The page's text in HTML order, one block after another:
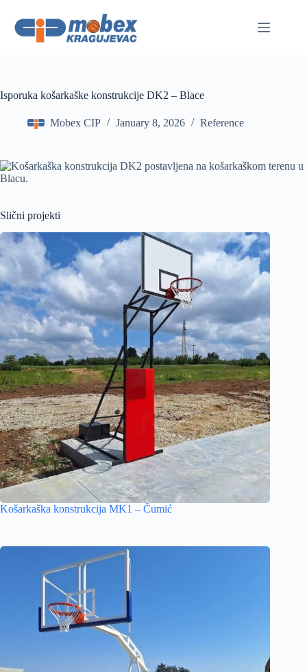
content
Isporuka košarkaške konstrukcije DK2 – Blace
Mobex CIP January 8, 2026 Reference
Slični projekti
Košarkaška konstrukcija MK1 – Čumić